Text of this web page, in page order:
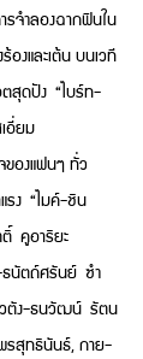
จำลองฉากฟินใน
งและเต้น บนเวที
สุดปัง “ไบร์ท-
อี่ยม
องแฟนๆ ทั่ว
ง “ไมค์-ชิน
คูอาริยะ
นัตถ์ศรันย์ ซํา
วตัง-ธนวัฒน์ รัตน
สุทธินันธ์, กาย-